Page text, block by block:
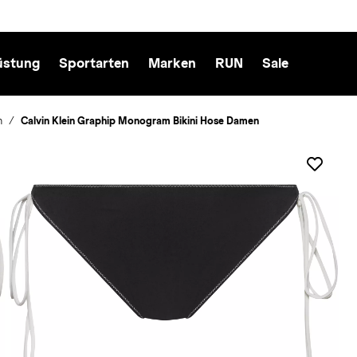
Sportarten Marken RUN Sale
Calvin Klein Graphip Monogram Bikini Hose Damen